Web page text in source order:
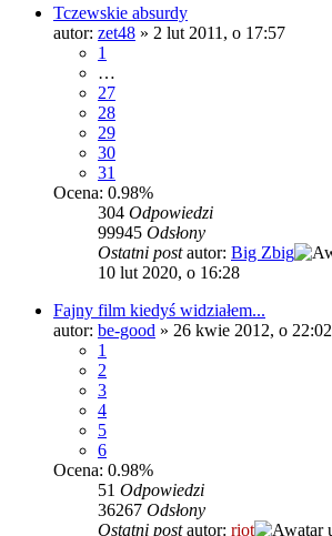
Tczewskie absurdy
autor: zet48 » 2 lut 2011, o 17:57
1
…
27
28
29
30
31
Ocena: 0.98%
304 Odpowiedzi
99945 Odsłony
Ostatni postautor: Big Zbig
10 lut 2020, o 16:28
Fajny film kiedyś widziałem...
autor: be-good » 26 kwie 2012, o 22:02
1
2
3
4
5
6
Ocena: 0.98%
51 Odpowiedzi
36267 Odsłony
Ostatni postautor: riot